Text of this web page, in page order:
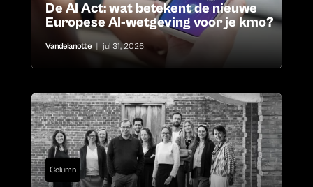
De AI Act: wat betekent de nieuwe
Europese AI-wetgeving voor je kmo?
Vandelanotte jul 31, 2026
Column